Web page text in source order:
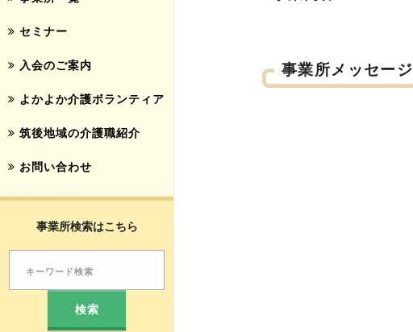
セミナー
入会のご案内
よかよか介護ボランティア
筑後地域の介護職紹介
お問い合わせ
事業所検索はこちら
事業所メッセージ